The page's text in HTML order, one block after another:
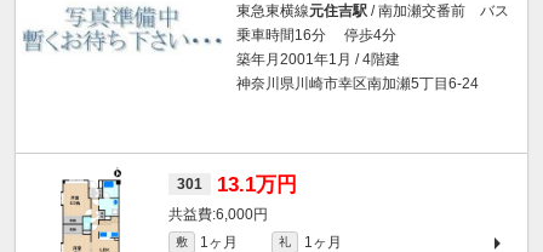
東急東横線元住吉駅 / 南加瀬交番前 バス
乗車時間16分 停歩4分
築年月2001年1月 / 4階建
神奈川県川崎市幸区南加瀬5丁目6-24
301 13.1万円
6,000円
敷 1ヶ月 礼
1ヶ月